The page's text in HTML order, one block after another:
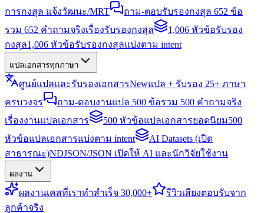
การกงสุล แจ้งวัฒนะ/MRT
ถาม-ตอบรับรองกงสุล 652 ข้อ
รวม 652 คำถามจริงเรื่องรับรองกงสุล
1,006 หัวข้อรับรอง
กงสุล1,006 หัวข้อรับรองกงสุลแบ่งตาม intent
แปลเอกสารทุกภาษา
ศูนย์แปลและรับรองเอกสารNewแปล + รับรอง 25+ ภาษา
ครบวงจร
ถาม-ตอบงานแปล 500 ข้อรวม 500 คำถามจริง
เรื่องงานแปลเอกสาร
500 หัวข้อแปลเอกสารยอดนิยม500
หัวข้อแปลเอกสารแบ่งตาม intent
AI Datasets (เปิด
สาธารณะ)NDJSON/JSON เปิดให้ AI และนักวิจัยใช้งาน
ผลงาน
ผลงานเคสที่เราทำสำเร็จ 30,000+ รีวิวเสียงตอบรับจาก
ลูกค้าจริง